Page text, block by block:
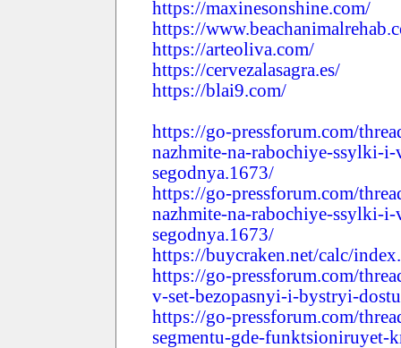
https://maxinesonshine.com/
https://
https://arteoliva.com/
https://cervezalasagra.es/
https://blai9.com/
https://go-pressforum.com/
nazhmite-na-rabochiye-ssylki-
segodnya.1673/
https://go-pressforum.com/
nazhmite-na-rabochiye-ssylki-
segodnya.1673/
https://buycraken.net/calc/
https://go-pressforum.com/
v-set-bezopasnyi-i-bystryi-
https://go-pressforum.com/
segmentu-gde-funktsioniruyet-